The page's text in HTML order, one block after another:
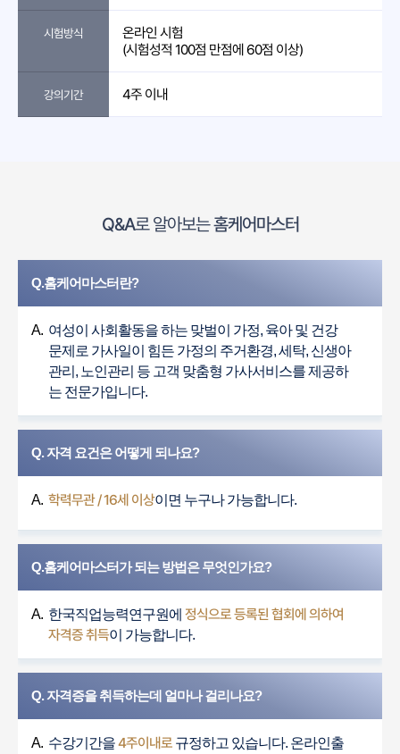
시험방식
온라인 시험
(시험성적 100점 만점에 60점 이상)
강의기간 4주 이내
Q&A로 알아보는홈케어마스터
Q.홈케어마스터란?
A. 여성이 사회활동을 하는 맞벌이 가정, 육아 및 건강
문제로 가사일이 힘든 가정의 주거환경, 세탁, 신생아
관리, 노인관리 등 고객 맞춤형 가사서비스를 제공하
는 전문가입니다.
Q. 자격 요건은 어떻게 되나요?
A. 학력무관 / 16세 이상이면 누구나 가능합니다.
Q.홈케어마스터가 되는 방법은 무엇인가요?
A. 한국직업능력연구원에 정식으로 등록된 협회에 의하여
자격증 취득이 가능합니다.
Q. 자격증을 취득하는데 얼마나 걸리나요?
A. 수강기간을4주이내로규정하고 있습니다. 온라인출